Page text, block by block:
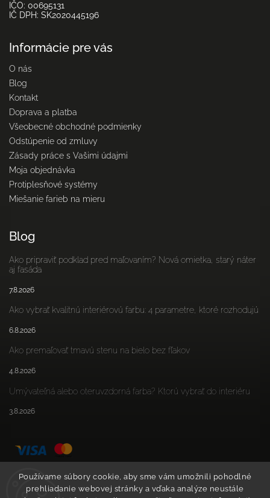
Používame súbory cookie, aby sme vám umožnili pohodlné
prehliadanie webovej stránky a vďaka analýze neustále
IČO: 00695131
IČ DPH: SK2020445196
Informácie pre vás
O nás
Blog
Kontakt
Doprava a platba
Všeobecné obchodné podmienky
Odstúpenie od zmluvy
Zásady práce s Vašimi údajmi
Moja objednávka
Protiplesňové systémy
Miešanie farieb na mieru
Blog
Ako pripraviť podklad pred maľovaním? Nová omietka, starý náter
aj fasáda
7.8.2026
Ako vybrať kvalitnú interiérovú farbu: 4 parametre, ktoré rozhodujú
6.8.2026
Ako premaľovať tmavú stenu na bielo bez fľakov
4.8.2026
Umývateľná alebo oteruvzdorná farba? Ktorú vybrať do interiéru
3.8.2026